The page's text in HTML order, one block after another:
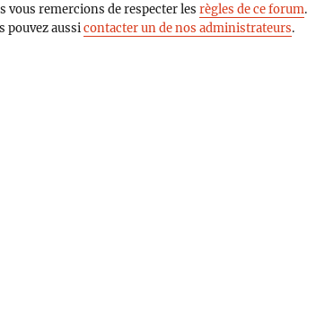
vous remercions de respecter lesrègles de ce forum.
pouvez aussicontacter un de nos administrateurs.